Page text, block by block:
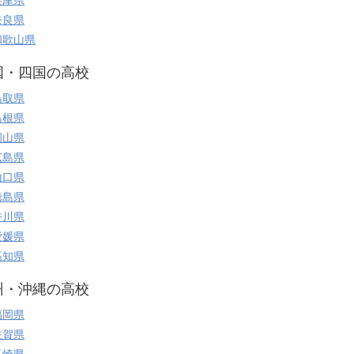
良県
歌山県
・四国の高校
取県
根県
山県
島県
口県
島県
川県
媛県
知県
・沖縄の高校
岡県
賀県